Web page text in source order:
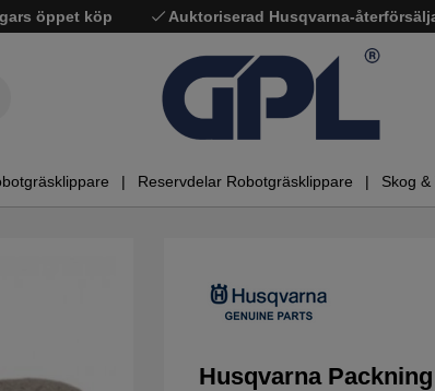
öppet köp Auktoriserad Husqvarna-
Reservdelar Robotgräsklippare Skog
Husqvarna Packning